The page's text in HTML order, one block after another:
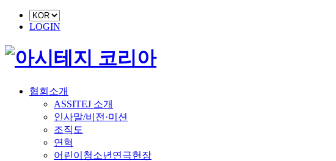
LOGIN
협회소개
ASSITEJ 소개
인사말/비전·미션
조직도
연혁
어린이청소년연극헌장